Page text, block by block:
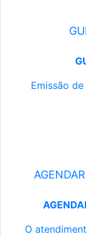
Emissão
O